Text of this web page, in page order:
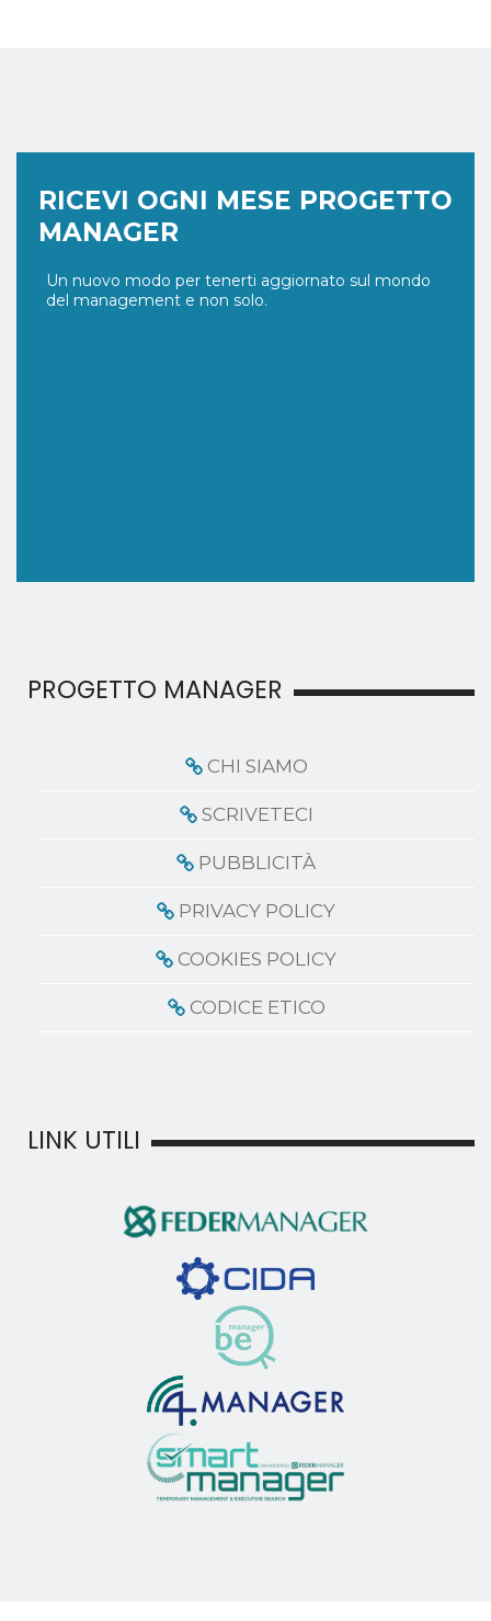
RICEVI OGNI MESE PROGETTO
MANAGER
Un nuovo modo per tenerti aggiornato sul mondo
del management e non solo.
PROGETTO MANAGER
CHI SIAMO
SCRIVETECI
PUBBLICITÀ
PRIVACY POLICY
COOKIES POLICY
CODICE ETICO
LINK UTILI